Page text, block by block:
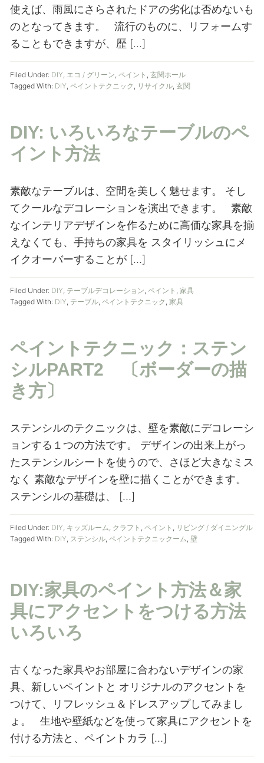
使えば、雨風にさらされたドアの劣化は否めないも
のとなってきます。 流行のものに、リフォームす
ることもできますが、歴 […]
Filed Under: DIY, エコ / グリーン, ペイント , 玄関ホール
Tagged With: DIY, ペイントテクニック , リサイクル, 玄関
DIY: いろいろなテーブルのペ
イント方法
素敵なテーブルは、空間を美しく魅せます。 そし
てクールなデコレーションを演出できます。 素敵
なインテリアデザインを作るために高価な家具を揃
えなくても、手持ちの家具を スタイリッシュにメ
イクオーバーすることが […]
Filed Under: DIY, テーブルデコレーション, ペイント , 家具
Tagged With: DIY, テーブル, ペイントテクニック , 家具
ペイントテクニック：ステン
シルPART2 〔ボーダーの描
き方〕
ステンシルのテクニックは、壁を素敵にデコレーシ
ョンする１つの方法です。 デザインの出来上がっ
たステンシルシートを使うので、さほど大きなミス
なく 素敵なデザインを壁に描くことができます。
ステンシルの基礎は、 […]
Filed Under: DIY, キッズルーム, クラフト , ペイント , リビング / ダイニングル
ーム, 壁
Tagged With: DIY, ステンシル, ペイントテクニック
DIY:家具のペイント方法＆家
具にアクセントをつける方法
いろいろ
古くなった家具やお部屋に合わないデザインの家
具、新しいペイントと オリジナルのアクセントを
つけて、リフレッシュ＆ドレスアップしてみまし
ょ。 生地や壁紙などを使って家具にアクセントを
付ける方法と、ペイントカラ […]